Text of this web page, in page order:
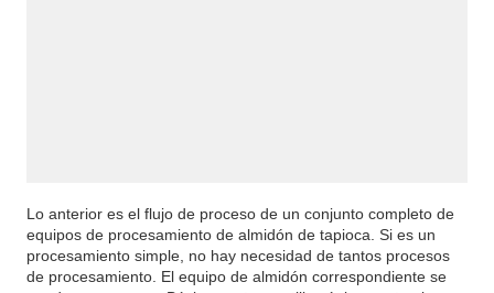
Lo anterior es el flujo de proceso de un conjunto completo de
equipos de procesamiento de almidón de tapioca. Si es un
procesamiento simple, no hay necesidad de tantos procesos
de procesamiento. El equipo de almidón correspondiente se